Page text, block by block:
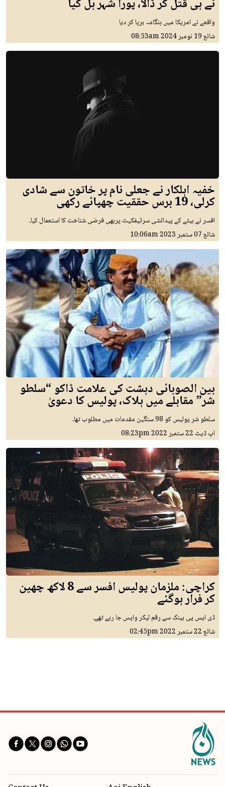
نے ہی قتل کر ڈالا، پورا شہر ہل گیا
واقعے نے امریکا میں ہنگامہ برپا کر دیا
شائع19 نومبر 2024 08:53am
خفیہ اہلکار نے جعلی نام پر خاتون سے شادی
کرلی، 19 برس حققیت چھپائے رکھی
افسر نے بیٹے کے پیدائشی سرٹیفکیٹ پربھی فرضی شناخت کا استعمال کیا۔
شائع07 ستمبر 2023 10:06am
بین الصوبائی دہشت کی علامت ڈاکو “سلطو
شر” مقابلے میں ہلاک، پولیس کا دعویٰ
سلطو شر پولیس کو 98 سنگین مقدمات میں مطلوب تھا۔
اپ ڈیٹ 22 ستمبر 2022 08:23pm
کراچی: ملزمان پولیس افسر سے 8 لاکھ چھین
کر فرار ہوگئے
ڈی ایس پی بینک سے رقم لیکر واپس جا رہے تھے۔
شائع22 ستمبر 2022 02:45pm